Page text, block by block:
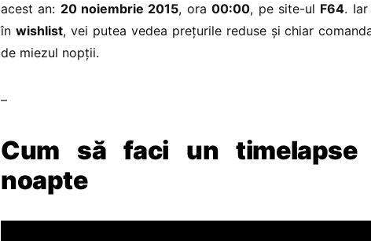
acest an: 20 noiembrie 2015, ora00:00, pe site-ul F64.
în wishlist, vei putea vedea prețurile reduse și chiar
de miezul nopții.
–
Cum să faci un
noapte